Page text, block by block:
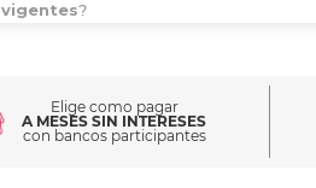
vigentes?
Elige como pagar
A MESES SIN INTERESES
con bancos participantes